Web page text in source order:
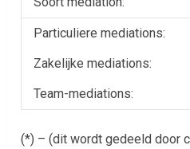
Particuliere mediations:
Zakelijke mediations:
Team-mediations:
(*) – (dit wordt gedeeld door